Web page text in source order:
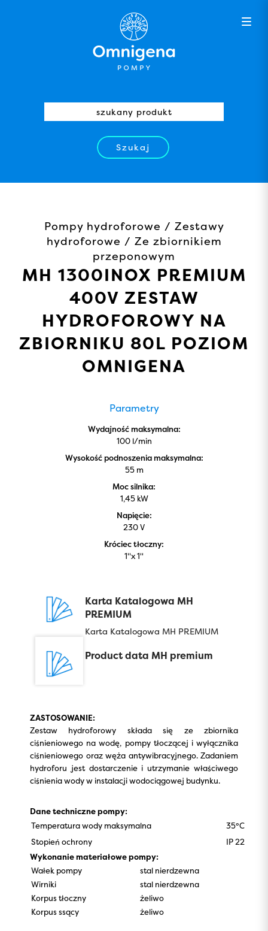
Szukaj
Pompy hydroforowe / Zestawy
hydroforowe / Ze zbiornikiem
przeponowym
MH 1300INOX PREMIUM
400V ZESTAW
HYDROFOROWY NA
ZBIORNIKU 80L POZIOM
OMNIGENA
Parametry
Wydajność maksymalna:
100 l/min
Wysokość podnoszenia maksymalna:
55 m
Moc silnika:
1,45 kW
Napięcie:
230 V
Króciec tłoczny:
1''x 1''
Karta Katalogowa MH
PREMIUM
Karta Katalogowa MH PREMIUM
Product data MH premium
ZASTOSOWANIE:
Zestaw hydroforowy składa się ze zbiornika
ciśnieniowego na wodę, pompy tłoczącej i wyłącznika
ciśnieniowego oraz węża antywibracyjnego. Zadaniem
hydroforu jest dostarczenie i utrzymanie właściwego
ciśnienia wody w instalacji wodociągowej budynku.
Dane techniczne pompy:
Temperatura wody maksymalna
35°C
Stopień ochrony
IP 22
Wykonanie materiałowe pompy:
Wałek pompy
stal nierdzewna
Wirniki
stal nierdzewna
Korpus tłoczny
żeliwo
Korpus ssący
żeliwo